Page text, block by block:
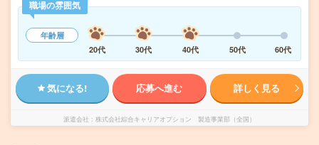
職場の雰囲気
年齢層
20代
30代 40代 50代 60代
気になる! 応募へ進む 詳しく見る
派遣会社 株式会社綜合キャリアオプション 製造事業部（全国）